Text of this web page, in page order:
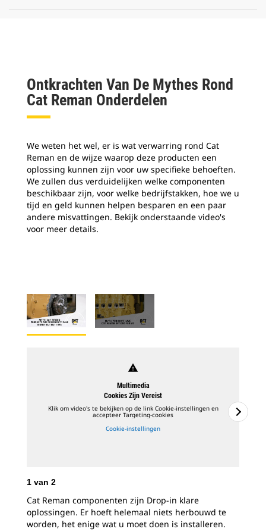
Ontkrachten Van De Mythes Rond
Cat Reman Onderdelen
We weten het wel, er is wat verwarring rond Cat
Reman en de wijze waarop deze producten een
oplossing kunnen zijn voor uw specifieke behoeften.
We zullen dus verduidelijken welke componenten
beschikbaar zijn, voor welke bedrijfstakken, hoe we u
tijd en geld kunnen helpen besparen en een paar
andere misvattingen. Bekijk onderstaande video's
voor meer details.
warning
Multimedia
Cookies Zijn Vereist
Klik om video's te bekijken op de link Cookie-instellingen en
accepteer Targeting-cookies
Cookie-instellingen
1 van 2
Cat Reman componenten zijn Drop-in klare
oplossingen. Er hoeft helemaal niets herbouwd te
worden, het enige wat u moet doen is installeren.